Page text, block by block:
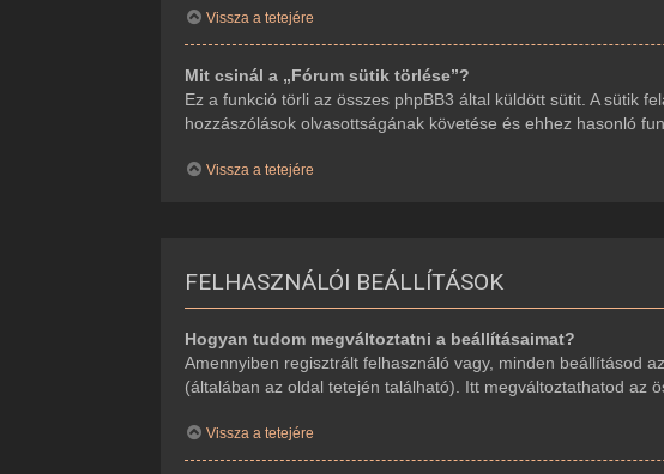
Vissza a tetejére
Mit csinál a „Fórum sütik törlése”?
Ez a funkció törli az összes phpBB3 által küldött sütit. A sütik
hozzászólások olvasottságának követése és ehhez hasonló
Vissza a tetejére
FELHASZNÁLÓI BEÁLLÍTÁSOK
Hogyan tudom megváltoztatni a beállításaimat?
Amennyiben regisztrált felhasználó vagy, minden beállításod
(általában az oldal tetején található). Itt megváltoztathatod az
Vissza a tetejére